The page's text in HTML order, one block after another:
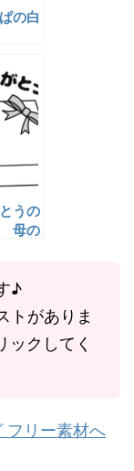
の白
うの
母の
♪
トがありま
ックしてく